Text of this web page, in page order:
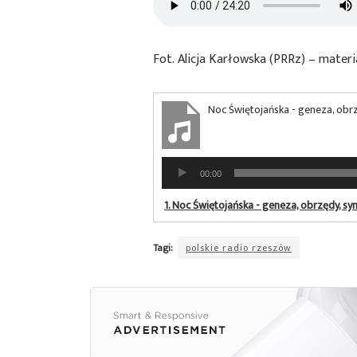
Fot. Alicja Karłowska (PRRz) –
Noc Świętojańska - geneza,
Odtwarzacz
plików
dźwiękowych
00:00
1.Noc Świętojańska - geneza, obrzędy,
Tagi: polskie radio rzeszów